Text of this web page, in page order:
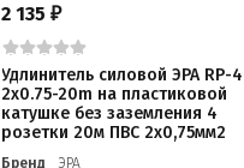
2 135₽
Удлинитель силовой ЭРА RP-
2x0.75-20m на пластиковой
катушке без заземления 4
розетки 20м ПВС 2х0,75мм2
Бренд
ЭРА